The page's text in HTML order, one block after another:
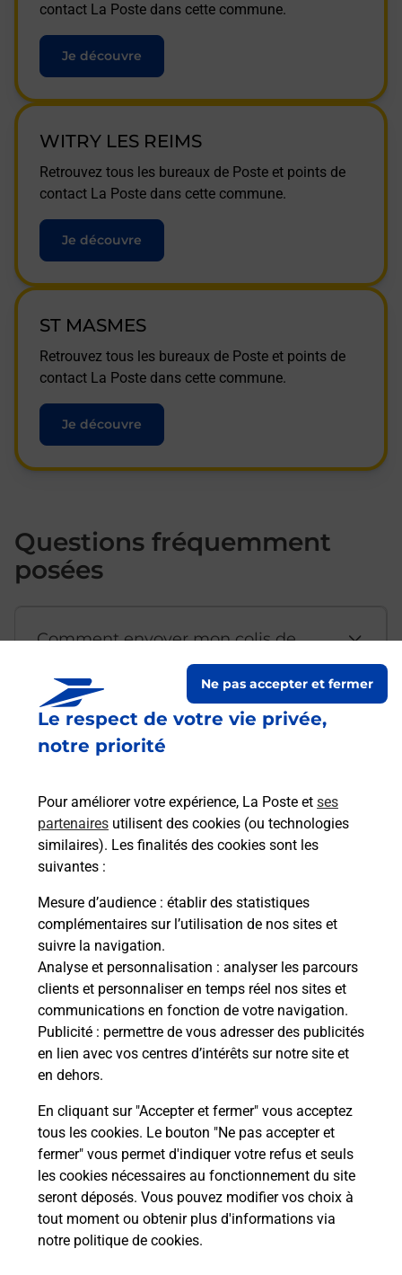
Le respect de votre vie privée,
notre priorité
Pour améliorer votre expérience, La Poste et ses
partenaires utilisent des cookies (ou technologies
similaires). Les finalités des cookies sont les
suivantes :
Mesure d’audience : établir des statistiques
complémentaires sur l’utilisation de nos sites et
suivre la navigation.
Analyse et personnalisation : analyser les parcours
clients et personnaliser en temps réel nos sites et
communications en fonction de votre navigation.
Publicité : permettre de vous adresser des publicités
en lien avec vos centres d’intérêts sur notre site et
en dehors.
En cliquant sur "Accepter et fermer" vous acceptez
tous les cookies. Le bouton "Ne pas accepter et
fermer" vous permet d'indiquer votre refus et seuls
les cookies nécessaires au fonctionnement du site
seront déposés. Vous pouvez modifier vos choix à
tout moment ou obtenir plus d'informations via
notre politique de cookies.
Ne pas accepter et fermer
contact La Poste dans cette commune.
Je découvre
WITRY LES REIMS
Retrouvez tous les bureaux de Poste et points de
contact La Poste dans cette commune.
Je découvre
ST MASMES
Retrouvez tous les bureaux de Poste et points de
contact La Poste dans cette commune.
Je découvre
Questions fréquemment
posées
Comment envoyer mon colis de
Est-il possible d’acheter un
emballage directement depuis un
Comment demander une
modification de livraison ?
Comment La Poste participe-t-elle
à votre sécurité au quotidien ?
Puis-je passer mon code de la route
avec La Poste et sous quelles
conditions ?
Localiser Liste Marne BAZANCOURT